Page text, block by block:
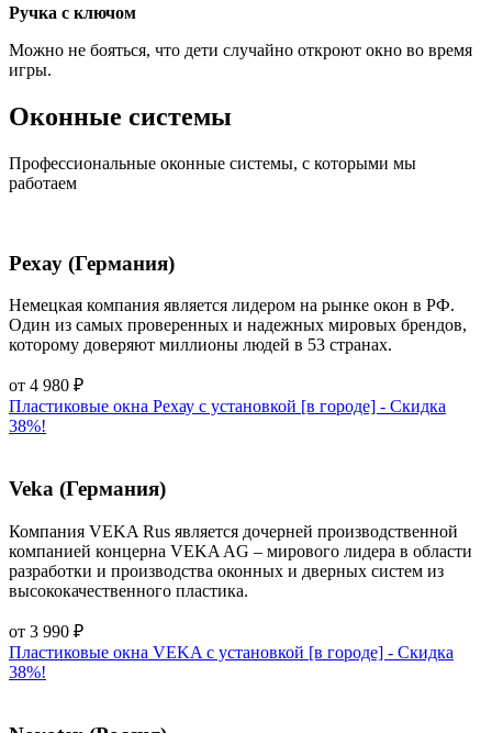
Ручка с ключом
Можно не бояться, что дети случайно откроют окно во время
игры.
Оконные системы
Профессиональные оконные системы, с которыми мы
работаем
Рехау (Германия)
Немецкая компания является лидером на рынке окон в РФ.
Один из самых проверенных и надежных мировых брендов,
которому доверяют миллионы людей в 53 странах.
от 4 980 ₽
Пластиковые окна Рехау с установкой [в городе] - Cкидка
38%!
Veka (Германия)
Компания VEKA Rus является дочерней производственной
компанией концерна VEKA AG – мирового лидера в области
разработки и производства оконных и дверных систем из
высококачественного пластика.
от 3 990 ₽
Пластиковые окна VEKA с установкой [в городе] - Cкидка
38%!